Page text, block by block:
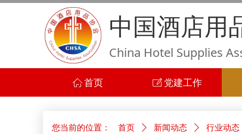
ꀇ 首页 ꂐ 党建工作
中国酒店用
China Hotel Supplies
您当前的位置： 首页 ꄲ 新闻动态 ꄲ 行业动态